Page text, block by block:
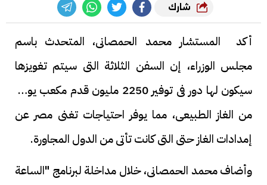
شارك
أكد المستشار محمد الحمصانى، المتحدث باسم
مجلس الوزراء، إن السفن الثلاثة التى سيتم تغويزها
سيكون لها دور فى توفير 2250 مليون قدم مكعب يوميا
من الغاز الطبيعى، مما يوفر احتياجات تغنى مصر عن
إمدادات الغاز حتى التى كانت تأتى من الدول المجاورة.
وأضاف محمد الحمصانى، خلال مداخلة لبرنامج "الساعة